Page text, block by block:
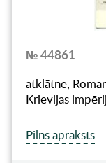
№ 44861
atklātne,
Krievijas
Pilns apraksts